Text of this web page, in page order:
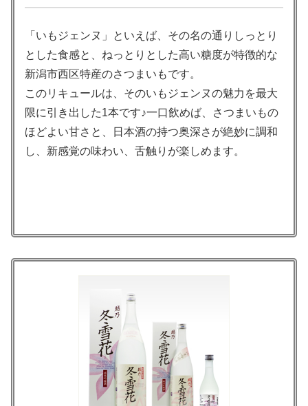
「いもジェンヌ」といえば、その名の通りしっとり
とした食感と、ねっとりとした高い糖度が特徴的な
新潟市西区特産のさつまいもです。
このリキュールは、そのいもジェンヌの魅力を最大
限に引き出した1本です♪一口飲めば、さつまいもの
ほどよい甘さと、日本酒の持つ奥深さが絶妙に調和
し、新感覚の味わい、舌触りが楽しめます。